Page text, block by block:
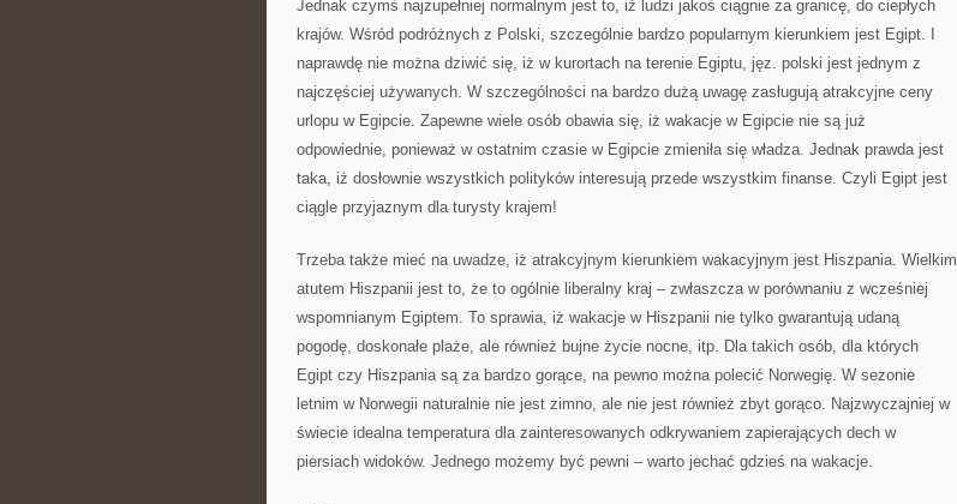
Jednak czymś najzupełniej normalnym jest to, iż ludzi jakoś ciągnie za granicę, do ciepłych
krajów. Wśród podróżnych z Polski, szczególnie bardzo popularnym kierunkiem jest Egipt. I
naprawdę nie można dziwić się, iż w kurortach na terenie Egiptu, jęz. polski jest jednym z
najczęściej używanych. W szczególności na bardzo dużą uwagę zasługują atrakcyjne ceny
urlopu w Egipcie. Zapewne wiele osób obawia się, iż wakacje w Egipcie nie są już
odpowiednie, ponieważ w ostatnim czasie w Egipcie zmieniła się władza. Jednak prawda jest
taka, iż dosłownie wszystkich polityków interesują przede wszystkim finanse. Czyli Egipt jest
ciągle przyjaznym dla turysty krajem!
Trzeba także mieć na uwadze, iż atrakcyjnym kierunkiem wakacyjnym jest Hiszpania. Wielkim
atutem Hiszpanii jest to, że to ogólnie liberalny kraj – zwłaszcza w porównaniu z wcześniej
wspomnianym Egiptem. To sprawia, iż wakacje w Hiszpanii nie tylko gwarantują udaną
pogodę, doskonałe plaże, ale również bujne życie nocne, itp. Dla takich osób, dla których
Egipt czy Hiszpania są za bardzo gorące, na pewno można polecić Norwegię. W sezonie
letnim w Norwegii naturalnie nie jest zimno, ale nie jest również zbyt gorąco. Najzwyczajniej w
świecie idealna temperatura dla zainteresowanych odkrywaniem zapierających dech w
piersiach widoków. Jednego możemy być pewni – warto jechać gdzieś na wakacje.